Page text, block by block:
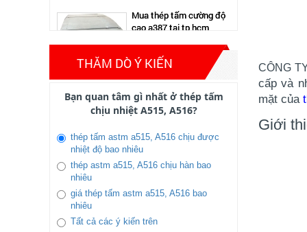
(14/11/2019)
Bảng giá thép tấm cường
độ cao a572,sm490,q345
những tháng đầu năm
(14/11/2019)
thép hình , thây đổi mạnh
năm 2020 khủng hoảng
do dịch covit 19
Tiêu chuẩn thép không gỉ
(14/11/2019)
giá thép chịu nhiệt a515
thị trường mới nhất
07/2025
(29/07/2025)
mạnh 2025
thép tấm trong thị trường
tình hình giảm sút thép
(13/04/2024)
giá thép lập kỷ lục trong
THĂM DÒ Ý KIẾN
Bạn quan tâm gì nhất ở thép tấm
chịu nhiệt A515, A516?
thép tấm astm a515, A516 chịu được
nhiệt độ bao nhiêu
thép astm a515, A516 chịu hàn bao
nhiêu
giá thép tấm astm a515, A516 bao
nhiêu
Tất cả các ý kiến trên
CÔNG
cấp và
mặt của
Giới